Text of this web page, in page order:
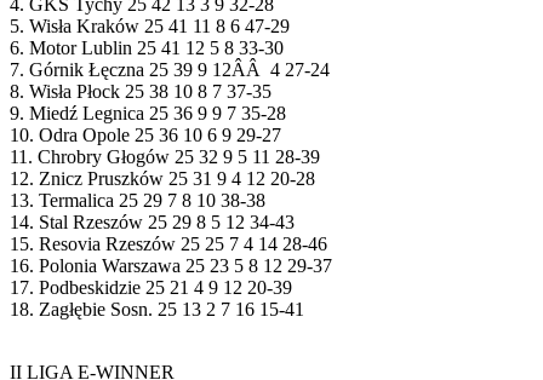
5. Wisła Kraków 25 41 11 8 6 47-29
6. Motor Lublin 25 41 12 5 8 33-30
7. Górnik Łęczna 25 39 9 12ÂÂ 4 27-24
8. Wisła Płock 25 38 10 8 7 37-35
9. Miedź Legnica 25 36 9 9 7 35-28
10. Odra Opole 25 36 10 6 9 29-27
11. Chrobry Głogów 25 32 9 5 11 28-39
12. Znicz Pruszków 25 31 9 4 12 20-28
13. Termalica 25 29 7 8 10 38-38
14. Stal Rzeszów 25 29 8 5 12 34-43
15. Resovia Rzeszów 25 25 7 4 14 28-46
16. Polonia Warszawa 25 23 5 8 12 29-37
17. Podbeskidzie 25 21 4 9 12 20-39
18. Zagłębie Sosn. 25 13 2 7 16 15-41
II LIGA E-WINNER